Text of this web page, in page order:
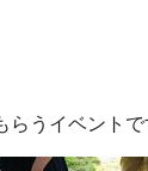
うイベントで